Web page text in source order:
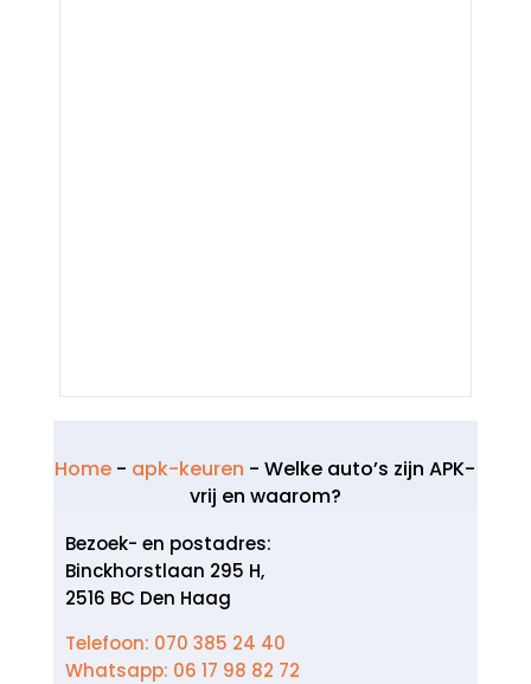
Home - apk-keuren -Welke auto’s zijn APK-
vrij en waarom?
Bezoek- en postadres:
Binckhorstlaan 295 H,
2516 BC Den Haag
Telefoon: 070 385 24 40
Whatsapp: 06 17 98 82 72